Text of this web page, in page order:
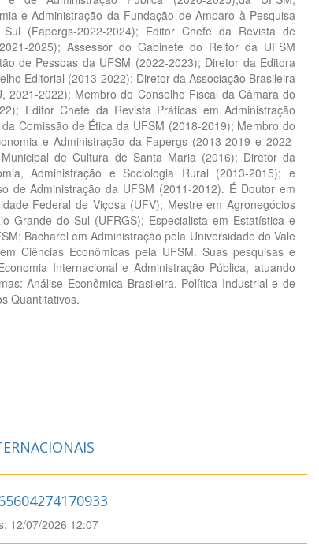
e Administração da Fundação de Amparo à Pesquisa
(Fapergs-2022-2024); Editor Chefe da Revista de
2025); Assessor do Gabinete do Reitor da UFSM
de Pessoas da UFSM (2022-2023); Diretor da Editora
Editorial (2013-2022); Diretor da Associação Brasileira
2021-2022); Membro do Conselho Fiscal da Câmara do
Editor Chefe da Revista Práticas em Administração
Comissão de Ética da UFSM (2018-2019); Membro do
e Administração da Fapergs (2013-2019 e 2022-
de Cultura de Santa Maria (2016); Diretor da
Administração e Sociologia Rural (2013-2015); e
de Administração da UFSM (2011-2012). É Doutor em
Federal de Viçosa (UFV); Mestre em Agronegócios
Grande do Sul (UFRGS); Especialista em Estatística e
Bacharel em Administração pela Universidade do Vale
Ciências Econômicas pela UFSM. Suas pesquisas e
Internacional e Administração Pública, atuando
Análise Econômica Brasileira, Política Industrial e de
Quantitativos.
12/07/2026 12:07